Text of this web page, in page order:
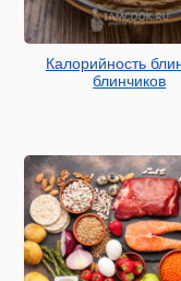
Калорийность
блинчиков